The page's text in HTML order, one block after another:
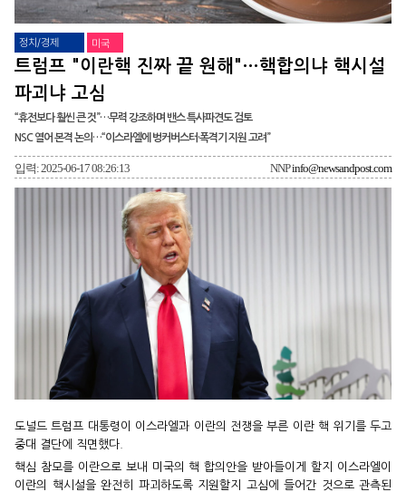
정치/경제 미국
트럼프 "이란핵 진짜 끝 원해"…핵합의냐 핵시설
파괴냐 고심
“휴전보다 훨씬 큰 것”…무력 강조하며 밴스 특사파견도 검토
NSC 열어 본격 논의…“이스라엘에 벙커버스터·폭격기 지원 고려”
입력: 2025-06-17 08:26:13 NNPinfo@newsandpost.com
도널드 트럼프 대통령이 이스라엘과 이란의 전쟁을 부른 이란 핵 위기를 두고
중대 결단에 직면했다.
핵심 참모를 이란으로 보내 미국의 핵 합의안을 받아들이게 할지 이스라엘이
이란의 핵시설을 완전히 파괴하도록 지원할지 고심에 들어간 것으로 관측된